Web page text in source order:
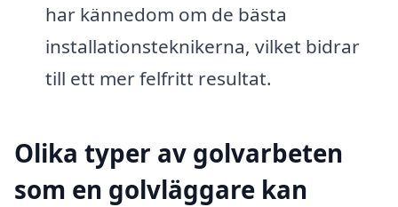
har kännedom om de bästa
installationsteknikerna, vilket bidrar
till ett mer felfritt resultat.
Olika typer av golvarbeten
som en golvläggare kan